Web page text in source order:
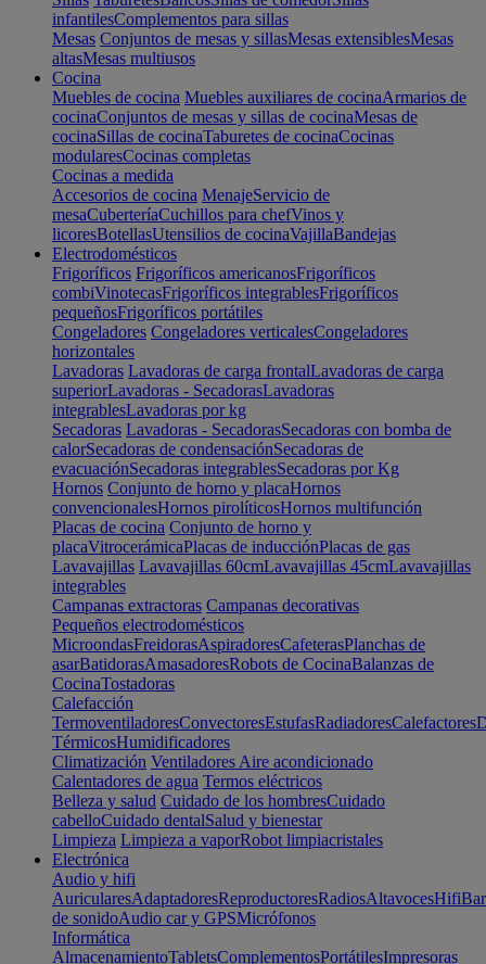
infantilesComplementos para sillas
Mesas Conjuntos de mesas y sillasMesas extensiblesMesas
altasMesas multiusos
Cocina
Muebles de cocina Muebles auxiliares de cocinaArmarios de
cocinaConjuntos de mesas y sillas de cocinaMesas de
cocinaSillas de cocinaTaburetes de cocinaCocinas
modularesCocinas completas
Cocinas a medida
Accesorios de cocina MenajeServicio de
mesaCuberteríaCuchillos para chefVinos y
licoresBotellasUtensilios de cocinaVajillaBandejas
Electrodomésticos
Frigoríficos Frigoríficos americanosFrigoríficos
combiVinotecasFrigoríficos integrablesFrigoríficos
pequeñosFrigoríficos portátiles
Congeladores Congeladores verticalesCongeladores
horizontales
Lavadoras Lavadoras de carga frontalLavadoras de carga
superiorLavadoras - SecadorasLavadoras
integrablesLavadoras por kg
Secadoras Lavadoras - SecadorasSecadoras con bomba de
calorSecadoras de condensaciónSecadoras de
evacuaciónSecadoras integrablesSecadoras por Kg
Hornos Conjunto de horno y placaHornos
convencionalesHornos pirolíticosHornos multifunción
Placas de cocina Conjunto de horno y
placaVitrocerámicaPlacas de inducciónPlacas de gas
Lavavajillas Lavavajillas 60cmLavavajillas 45cmLavavajillas
integrables
Campanas extractoras Campanas decorativas
Pequeños electrodomésticos
MicroondasFreidorasAspiradoresCafeterasPlanchas de
asarBatidorasAmasadoresRobots de CocinaBalanzas de
CocinaTostadoras
Calefacción
TermoventiladoresConvectoresEstufasRadiadoresCalefactores
TérmicosHumidificadores
Climatización Ventiladores Aire acondicionado
Calentadores de agua Termos eléctricos
Belleza y salud Cuidado de los hombresCuidado
cabelloCuidado dentalSalud y bienestar
Limpieza Limpieza a vaporRobot limpiacristales
Electrónica
Audio y hifi
AuricularesAdaptadoresReproductoresRadiosAltavocesHifi
de sonidoAudio car y GPSMicrófonos
Informática
AlmacenamientoTabletsComplementosPortátilesImpresoras